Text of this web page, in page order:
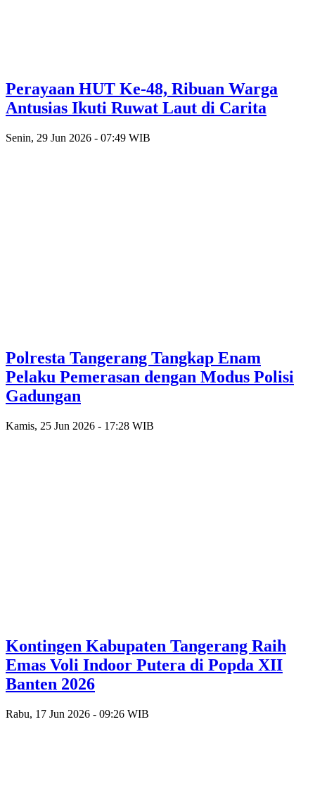
Perayaan HUT Ke-48, Ribuan Warga
Antusias Ikuti Ruwat Laut di Carita
Senin, 29 Jun 2026 - 07:49 WIB
Polresta Tangerang Tangkap Enam
Pelaku Pemerasan dengan Modus Polisi
Gadungan
Kamis, 25 Jun 2026 - 17:28 WIB
Kontingen Kabupaten Tangerang Raih
Emas Voli Indoor Putera di Popda XII
Banten 2026
Rabu, 17 Jun 2026 - 09:26 WIB